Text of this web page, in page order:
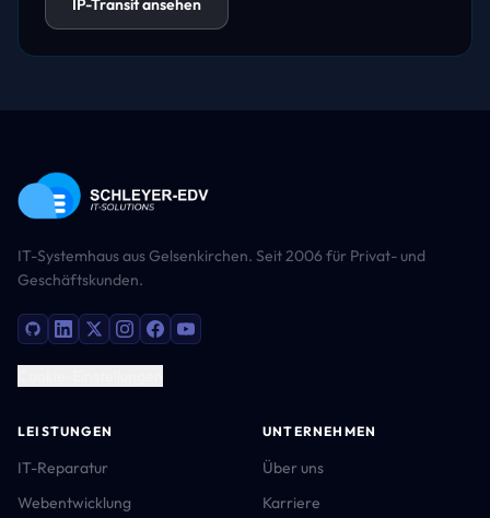
IP-Transit ansehen
IT-Systemhaus aus Gelsenkirchen. Seit 2006 für Privat- und
Geschäftskunden.
LEISTUNGEN
IT-Reparatur
Webentwicklung
UNTERNEHMEN
Über uns
Karriere